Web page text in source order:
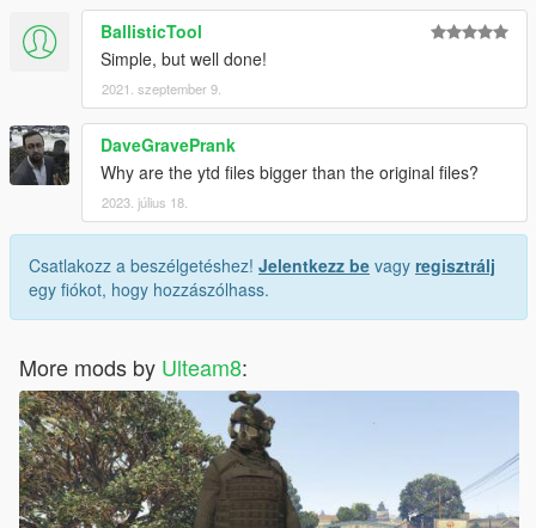
BallisticTool
Simple, but well done!
2021. szeptember 9.
DaveGravePrank
Why are the ytd files bigger than the original files?
2023. július 18.
Csatlakozz a beszélgetéshez! Jelentkezz be vagy regisztrálj
egy fiókot, hogy hozzászólhass.
More mods by Ulteam8: